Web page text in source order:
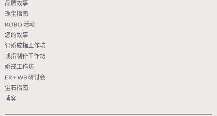
品牌故事
珠宝指南
KOBO 活动
您的故事
订婚戒指工作坊
戒指制作工作坊
婚戒工作坊
ER + WB 研讨会
宝石指南
博客